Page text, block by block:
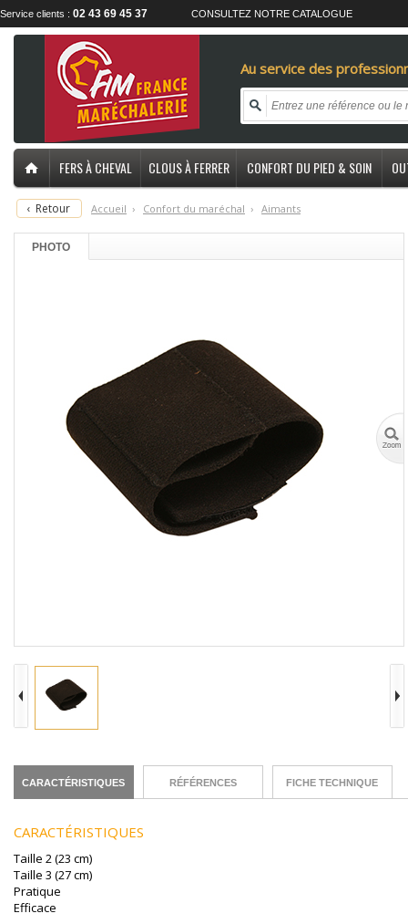
Service clients : 02 43 69 45 37 CONSULTEZ NOTRE CATALOGUE
Au service des
FERS À CHEVAL CLOUS À FERRER CONFORT DU PIED & SOIN
‹ Retour Accueil › Confort du maréchal › Aimants
PHOTO
CARACTÉRISTIQUES RÉFÉRENCES FICHE TECHNIQUE
CARACTÉRISTIQUES
Taille 2 (23 cm)
Taille 3 (27 cm)
Pratique
Efficace